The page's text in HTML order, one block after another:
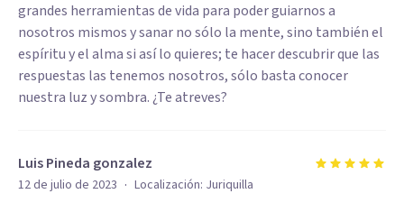
grandes herramientas de vida para poder guiarnos a
nosotros mismos y sanar no sólo la mente, sino también el
espíritu y el alma si así lo quieres; te hacer descubrir que las
respuestas las tenemos nosotros, sólo basta conocer
nuestra luz y sombra. ¿Te atreves?
Luis Pineda gonzalez
12 de julio de 2023 · Localización: Juriquilla